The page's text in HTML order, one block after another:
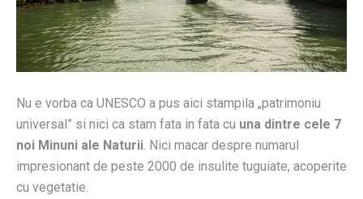
Nu e vorba ca UNESCO a pus aici stampila „patrimoniu
universal” si nici ca stam fata in fata cu una dintre cele 7
noi Minuni ale Naturii . Nici macar despre numarul
impresionant de peste 2000 de insulite tuguiate, acoperite
cu vegetatie.